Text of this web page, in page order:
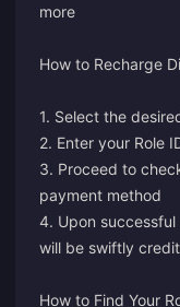
more
How to Recharge
1. Select the
2. Enter your Role
3. Proceed to
payment method
4. Upon
will be swiftly
How to Find Your